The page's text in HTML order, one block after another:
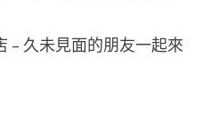
– 久未見面的朋友一起來